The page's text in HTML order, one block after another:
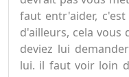
faut entr'aider,
d'ailleurs, cela vous
deviez lui
lui. il faut voir loin